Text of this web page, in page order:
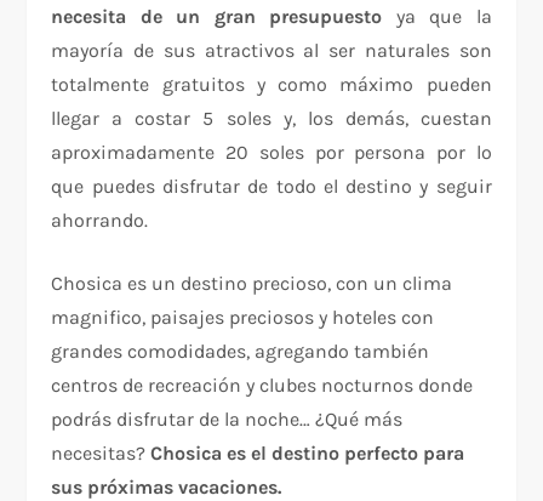
necesita de un gran presupuesto ya que la
mayoría de sus atractivos al ser naturales son
totalmente gratuitos y como máximo pueden
llegar a costar 5 soles y, los demás, cuestan
aproximadamente 20 soles por persona por lo
que puedes disfrutar de todo el destino y seguir
ahorrando.
Chosica es un destino precioso, con un clima
magnifico, paisajes preciosos y hoteles con
grandes comodidades, agregando también
centros de recreación y clubes nocturnos donde
podrás disfrutar de la noche… ¿Qué más
necesitas?Chosica es el destino perfecto para
sus próximas vacaciones.